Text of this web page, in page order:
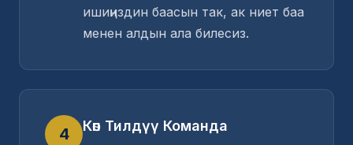
ишиңиздин баасын так, ак ниет баа
менен алдын ала билесиз.
4 Көп Тилдүү Команда